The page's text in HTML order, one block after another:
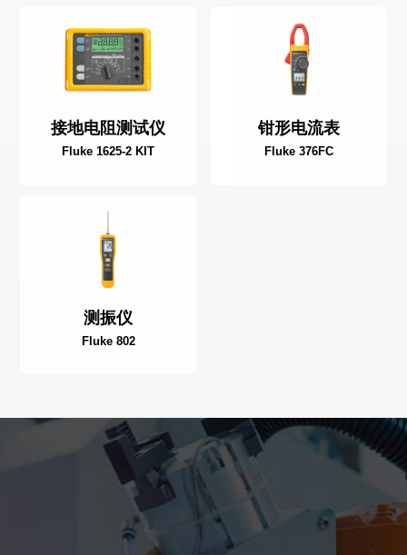
接地电阻测试仪
Fluke 1625-2 KIT
钳形电流表
Fluke 376FC
测振仪
Fluke 802